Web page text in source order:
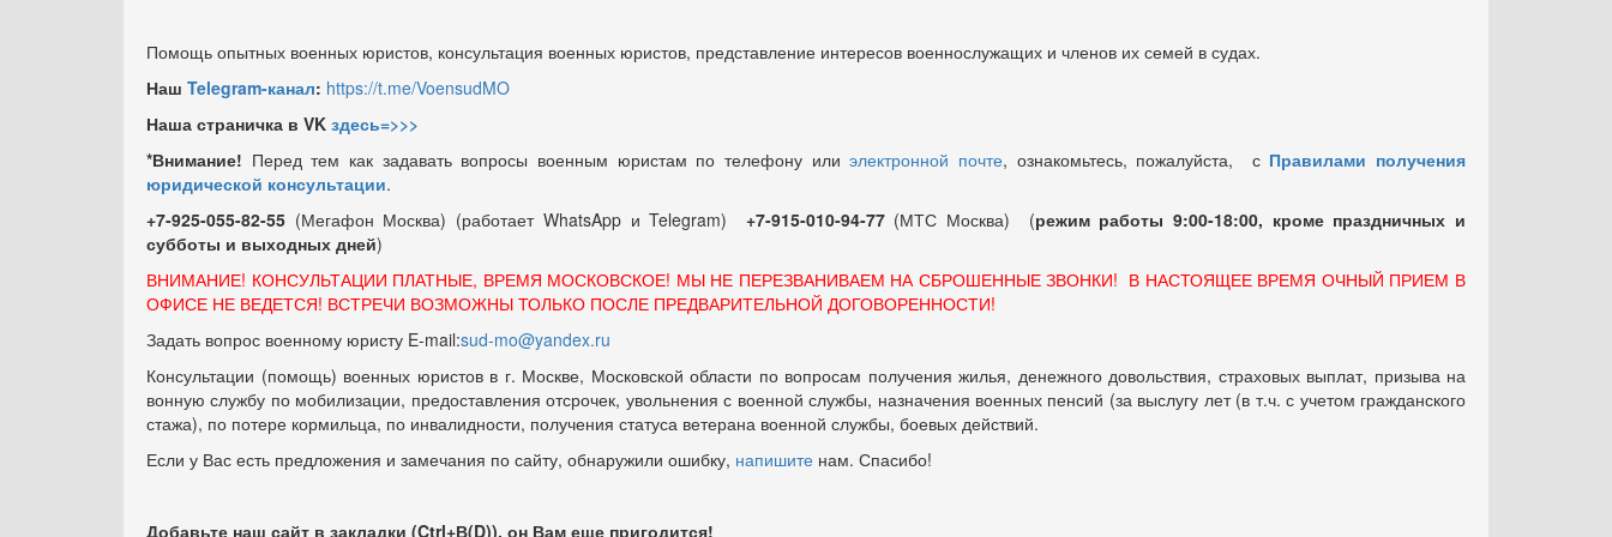
Помощь опытных военных юристов, консультация военных юристов, представление интересов военнослужащих и членов их семей в судах.
Наш Telegram-канал: https://t.me/VoensudMO
Наша страничка в VK здесь=>>>
*Внимание! Перед тем как задавать вопросы военным юристам по телефону илиэлектронной почте, ознакомьтесь, пожалуйста, с Правилами получения
юридической консультации.
+7-925-055-82-55 (Мегафон Москва) (работает WhatsApp и Telegram) +7-915-010-94-77 (МТС Москва) (режим работы 9:00-18:00, кроме праздничных и
субботы и выходных дней)
ВНИМАНИЕ! КОНСУЛЬТАЦИИ ПЛАТНЫЕ, ВРЕМЯ МОСКОВСКОЕ! МЫ НЕ ПЕРЕЗВАНИВАЕМ НА СБРОШЕННЫЕ ЗВОНКИ! В НАСТОЯЩЕЕ ВРЕМЯ ОЧНЫЙ ПРИЕМ В
ОФИСЕ НЕ ВЕДЕТСЯ! ВСТРЕЧИ ВОЗМОЖНЫ ТОЛЬКО ПОСЛЕ ПРЕДВАРИТЕЛЬНОЙ ДОГОВОРЕННОСТИ!
Задать вопрос военному юристу E-mail:sud-mo@yandex.ru
Консультации (помощь) военных юристов в г. Москве, Московской области по вопросам получения жилья, денежного довольствия, страховых выплат, призыва на
вонную службу по мобилизации, предоставления отсрочек, увольнения с военной службы, назначения военных пенсий (за выслугу лет (в т.ч. с учетом гражданского
стажа), по потере кормильца, по инвалидности, получения статуса ветерана военной службы, боевых действий.
Если у Вас есть предложения и замечания по сайту, обнаружили ошибку, напишите нам. Спасибо!
Добавьте наш сайт в закладки (Ctrl+В(D)), он Вам еще пригодится!